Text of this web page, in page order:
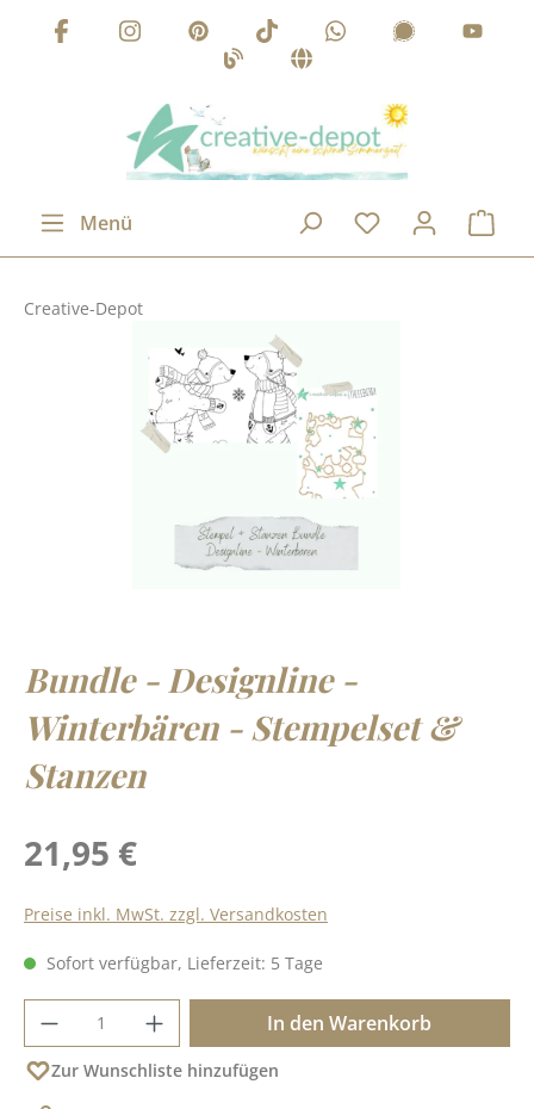
Zum Hauptinhalt springen
Menü
Creative-Depot
Bundle - Designline -
Winterbären - Stempelset &
Stanzen
Regulärer Preis:
21,95 €
Preise inkl. MwSt. zzgl. Versandkosten
Sofort verfügbar, Lieferzeit: 5 Tage
Produkt Anzahl: Gib den gewünschten
In den Warenkorb
Zur Wunschliste hinzufügen